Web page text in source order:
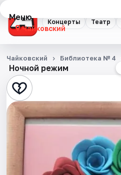
Концерты Театр
Меню
Чайковский
Концерты
Театр
Экскурсии
События
Города
Ночной режим
Чайковский Библиотека № 4